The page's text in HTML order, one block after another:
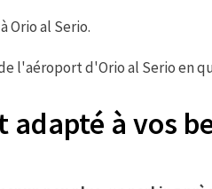
Orio al Serio.
l'aéroport d'Orio al Serio en
adapté à vos